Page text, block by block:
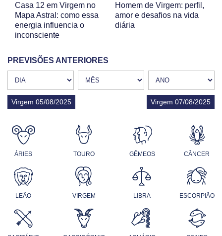
Casa 12 em Virgem no
Mapa Astral: como essa
energia influencia o
inconsciente
Homem de Virgem: perfil,
amor e desafios na vida
diária
PREVISÕES ANTERIORES
Virgem 05/08/2025 Virgem 07/08/2025
ÁRIES TOURO GÊMEOS CÂNCER
LEÃO VIRGEM LIBRA ESCORPIÃO